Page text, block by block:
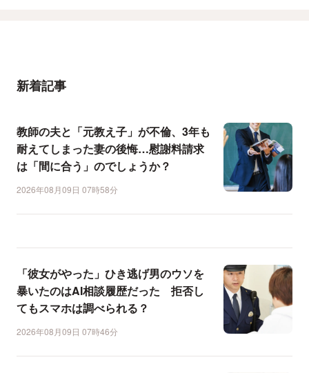
新着記事
教師の夫と「元教え子」が不倫、3年も
耐えてしまった妻の後悔…慰謝料請求
は「間に合う」のでしょうか？
2026年08月09日 07時58分
「彼女がやった」ひき逃げ男のウソを
暴いたのはAI相談履歴だった 拒否し
てもスマホは調べられる？
2026年08月09日 07時46分